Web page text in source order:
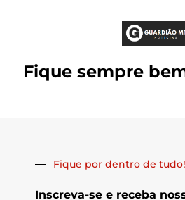
Fique sempre
Fique por dentro de tudo!
Inscreva-se e receba